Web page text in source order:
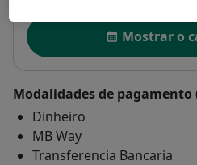
Disponibilidade
Mostrar o
Modalidades de
Dinheiro
MB Way
Transferencia Bancaria